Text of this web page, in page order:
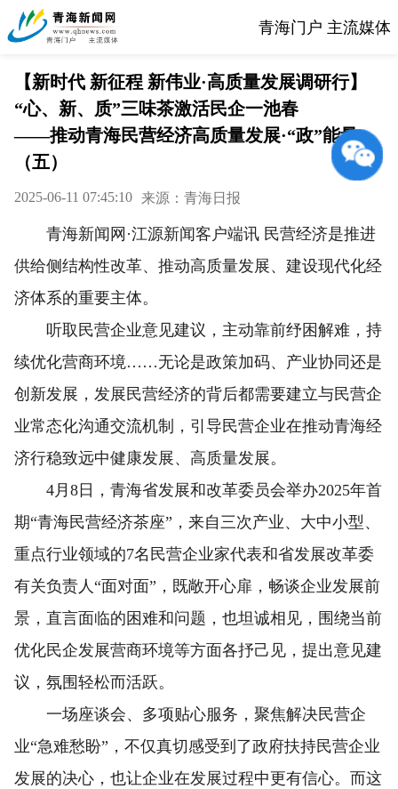
青海门户 主流媒体
【新时代 新征程 新伟业·高质量发展调研行】
“心、新、质”三味茶激活民企一池春
——推动青海民营经济高质量发展·“政”能量
（五）
2025-06-11 07:45:10 来源：青海日报
青海新闻网·江源新闻客户端讯 民营经济是推进
供给侧结构性改革、推动高质量发展、建设现代化经
济体系的重要主体。
听取民营企业意见建议，主动靠前纾困解难，持
续优化营商环境……无论是政策加码、产业协同还是
创新发展，发展民营经济的背后都需要建立与民营企
业常态化沟通交流机制，引导民营企业在推动青海经
济行稳致远中健康发展、高质量发展。
4月8日，青海省发展和改革委员会举办2025年首
期“青海民营经济茶座”，来自三次产业、大中小型、
重点行业领域的7名民营企业家代表和省发展改革委
有关负责人“面对面”，既敞开心扉，畅谈企业发展前
景，直言面临的困难和问题，也坦诚相见，围绕当前
优化民企发展营商环境等方面各抒己见，提出意见建
议，氛围轻松而活跃。
一场座谈会、多项贴心服务，聚焦解决民营企
业“急难愁盼”，不仅真切感受到了政府扶持民营企业
发展的决心，也让企业在发展过程中更有信心。而这